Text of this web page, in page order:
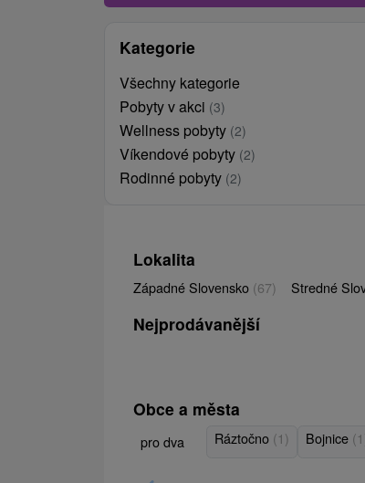
Kategorie
Všechny kategorie
Pobyty v akci (3)
Wellness pobyty (2)
Víkendové pobyty (2)
Rodinné pobyty (2)
Lokalita
Západné Slovensko (67) Stredné
Nejprodávanější
Obce a města
pro dva Ráztočno (1) Bojnice